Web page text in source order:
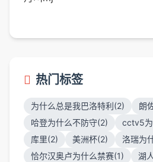
热门标签
为什么总是我巴洛特利(2)
朗
哈登为什么不防守(2)
cctv5
库里(2)
美洲杯(2)
洛瑞为
恰尔汉奥卢为什么禁赛(1)
湖